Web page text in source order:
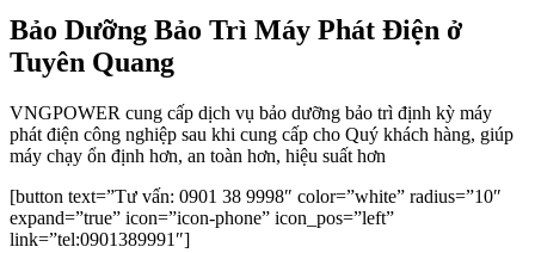
Bảo Dưỡng Bảo Trì Máy Phát Điện ở
Tuyên Quang
VNGPOWER cung cấp dịch vụ bảo dưỡng bảo trì định kỳ máy
phát điện công nghiệp sau khi cung cấp cho Quý khách hàng, giúp
máy chạy ổn định hơn, an toàn hơn, hiệu suất hơn
[button text=”Tư vấn: 0901 38 9998″ color=”white” radius=”10″
expand=”true” icon=”icon-phone” icon_pos=”left”
link=”tel:0901389991″]